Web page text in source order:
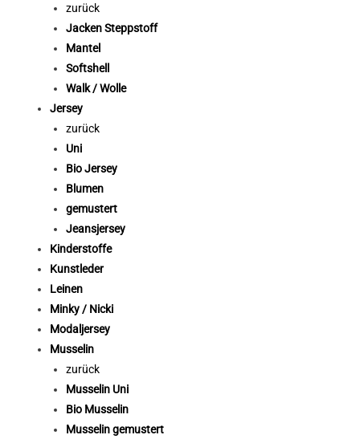
zurück
Jacken Steppstoff
Mantel
Softshell
Walk / Wolle
Jersey
zurück
Uni
Bio Jersey
Blumen
gemustert
Jeansjersey
Kinderstoffe
Kunstleder
Leinen
Minky / Nicki
Modaljersey
Musselin
zurück
Musselin Uni
Bio Musselin
Musselin gemustert